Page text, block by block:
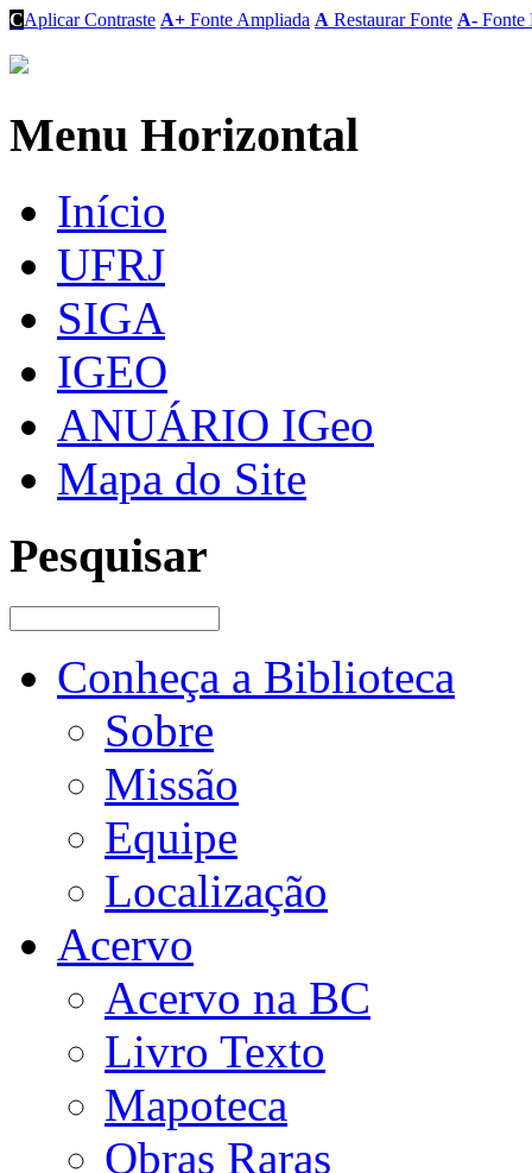
CAplicar Contraste A+ Fonte Ampliada A Restaurar Fonte A- Fonte
Menu Horizontal
Início
UFRJ
SIGA
IGEO
ANUÁRIO IGeo
Mapa do Site
Pesquisar
Conheça a Biblioteca
Sobre
Missão
Equipe
Localização
Acervo
Acervo na BC
Livro Texto
Mapoteca
Obras Raras